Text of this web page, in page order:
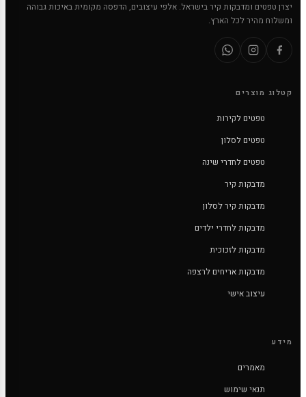
יצרן טפטים ומדבקות קיר בישראל. אלפי עיצובים, הדפסה מקומית באיכות גבוהה
ומשלוח מהיר לכל הארץ.
קטלוג מוצרים
טפטים לקירות
טפטים לסלון
טפטים לחדרי שינה
מדבקות קיר
מדבקות קיר לסלון
מדבקות לחדרי ילדים
מדבקות לזכוכית
מדבקות אריחים לרצפה
עיצוב אישי
מידע
מאמרים
תנאי שימוש